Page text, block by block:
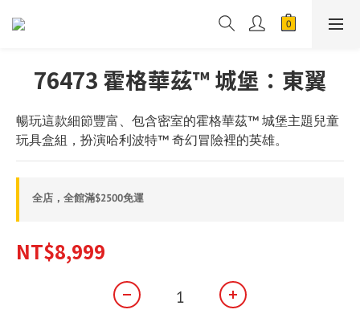
76473 霍格華茲™ 城堡：東翼
暢玩這款細節豐富、包含密室的霍格華茲™ 城堡主題兒童
玩具盒組，扮演哈利波特™ 奇幻冒險裡的英雄。
全店，全館滿$2500免運
NT$8,999